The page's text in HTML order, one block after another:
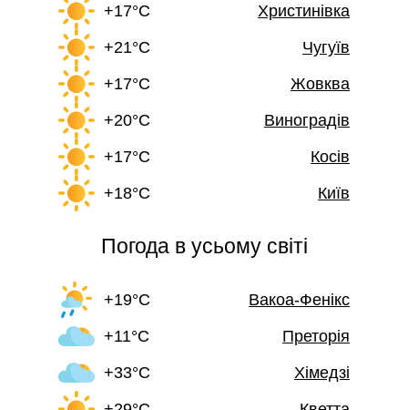
+17°C
Христинівка
+21°C
Чугуїв
+17°C
Жовква
+20°C
Виноградів
+17°C
Косів
+18°C
Київ
Погода в усьому світі
+19°C
Вакоа-Фенікс
+11°C
Преторія
+33°C
Хімедзі